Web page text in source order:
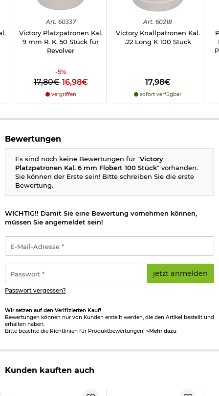
Herstellerinformationen
Verantwortliche Person für die EU
Art. 60337
Victory Platzpatronen Kal.
9 mm R. K. 50 Stück für
Revolver
-5%
17,80€ 16,98€
vergriffen
Art. 60218
Victory Knallpatronen Kal.
.22 Long K 100 Stück
17,98€
sofort verfügbar
Bewertungen
Es sind noch keine Bewertungen für "Victory
Platzpatronen Kal. 6 mm Flobert 100 Stück" vorhanden.
Sie können der Erste sein! Bitte schreiben Sie die erste
Bewertung.
WICHTIG!! Damit Sie eine Bewertung vornehmen können,
müssen Sie angemeldet sein!
Mail-
Adresse
*
jetzt anmelden
Passwort vergessen?
Wir setzen auf den Verifizierten Kauf!
Bewertungen können nur von Kunden erstellt werden, die den Artikel bestellt und
erhalten haben.
Bitte beachte die Richtlinien für Produktbewertungen! »Mehr dazu
Kunden kauften auch